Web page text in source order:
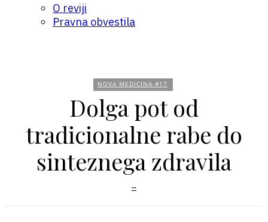
O reviji
Pravna obvestila
NOVA MEDICINA #17
Dolga pot od
tradicionalne rabe do
sinteznega zdravila
--